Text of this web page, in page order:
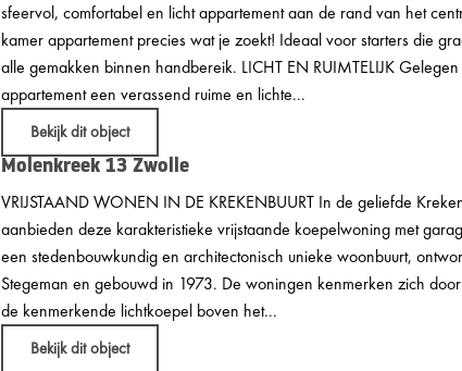
sfeervol, comfortabel en licht appartement aan de rand van het
kamer appartement precies wat je zoekt! Ideaal voor starters die
alle gemakken binnen handbereik. LICHT EN RUIMTELIJK
appartement een verassend ruime en lichte...
Bekijk dit object
Molenkreek 13 Zwolle
VRIJSTAAND WONEN IN DE KREKENBUURT In de geliefde
aanbieden deze karakteristieke vrijstaande koepelwoning met
een stedenbouwkundig en architectonisch unieke woonbuurt,
Stegeman en gebouwd in 1973. De woningen kenmerken zich
de kenmerkende lichtkoepel boven het...
Bekijk dit object